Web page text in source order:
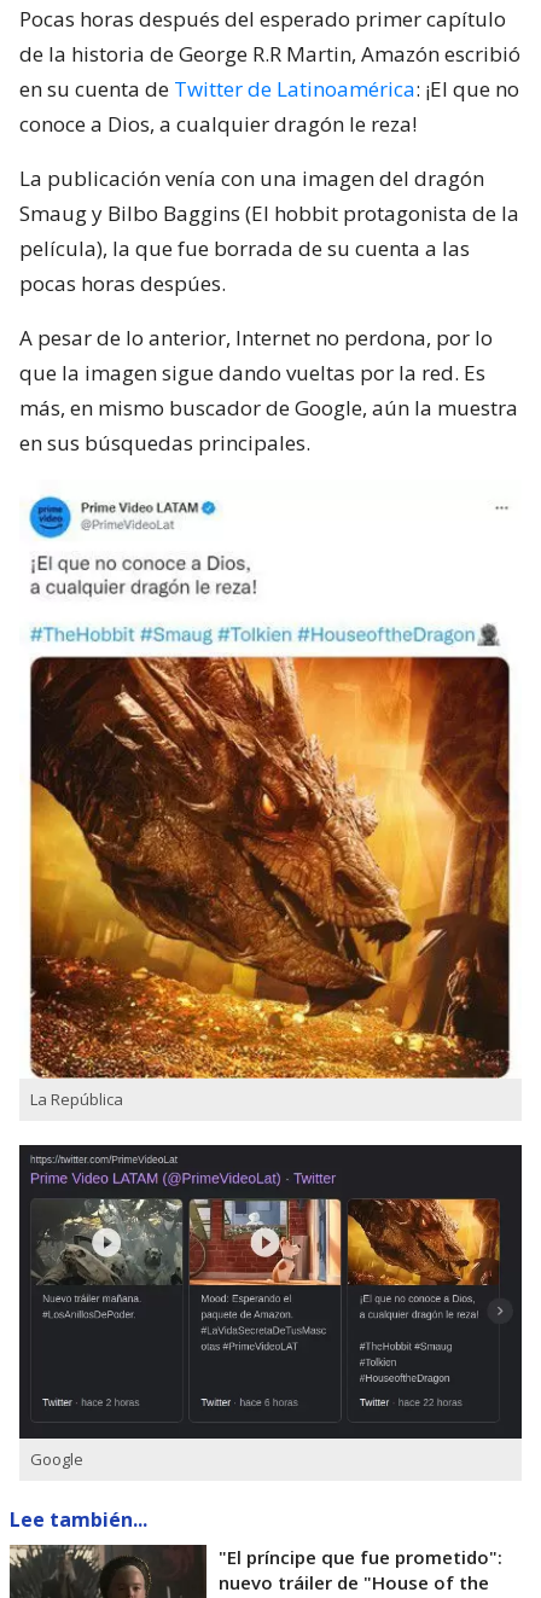
Pocas horas después del esperado primer capítulo
de la historia de George R.R Martin, Amazón escribió
en su cuenta de Twitter de Latinoamérica: ¡El que no
conoce a Dios, a cualquier dragón le reza!
La publicación venía con una imagen del dragón
Smaug y Bilbo Baggins (El hobbit protagonista de la
película), la que fue borrada de su cuenta a las
pocas horas despúes.
A pesar de lo anterior, Internet no perdona, por lo
que la imagen sigue dando vueltas por la red. Es
más, en mismo buscador de Google, aún la muestra
en sus búsquedas principales.
La República
Google
Lee también...
"El príncipe que fue prometido":
nuevo tráiler de "House of the